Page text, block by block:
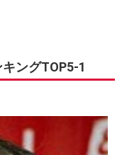
ングTOP5-1